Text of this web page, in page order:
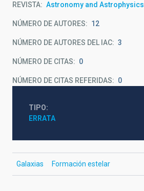
REVISTA Astronomy and Astrophysics
NÚMERO DE AUTORES 12
NÚMERO DE AUTORES DEL IAC 3
NÚMERO DE CITAS 0
NÚMERO DE CITAS REFERIDAS 0
TIPO
ERRATA
Galaxias Formación estelar